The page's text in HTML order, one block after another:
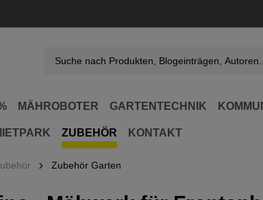
MÄHROBOTER GARTENTECHNIK
ZUBEHÖR KONTAKT
Zubehör Garten